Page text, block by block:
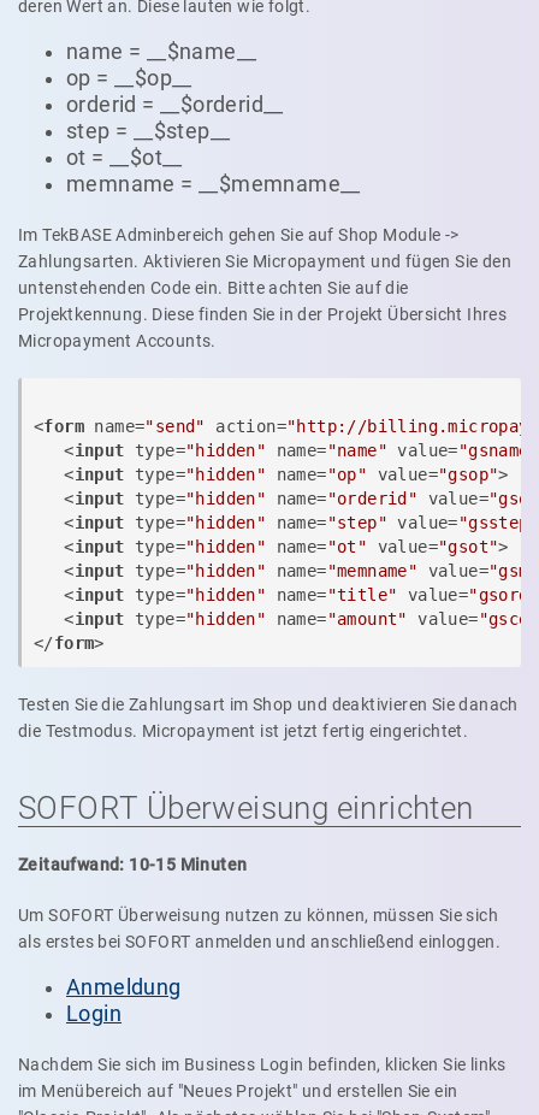
deren Wert an. Diese lauten wie folgt.
name = __$name__
op = __$op__
orderid = __$orderid__
step = __$step__
ot = __$ot__
memname = __$memname__
Im TekBASE Adminbereich gehen Sie auf Shop Module ->
Zahlungsarten. Aktivieren Sie Micropayment und fügen Sie den
untenstehenden Code ein. Bitte achten Sie auf die
Projektkennung. Diese finden Sie in der Projekt Übersicht Ihres
Micropayment Accounts.
<form name="send" action="http://
<input type="hidden" name="name" value="gsname"
<input type="hidden" name="op" value="gsop">
<input type="hidden" name="orderid" value=
<input type="hidden" name="step" value="gsstep"
<input type="hidden" name="ot" value="gsot">
<input type="hidden" name="memname" value=
<input type="hidden" name="title" value=
<input type="hidden" name="amount" value=
</form>
Testen Sie die Zahlungsart im Shop und deaktivieren Sie danach
die Testmodus. Micropayment ist jetzt fertig eingerichtet.
SOFORT Überweisung einrichten
Zeitaufwand: 10-15 Minuten
Um SOFORT Überweisung nutzen zu können, müssen Sie sich
als erstes bei SOFORT anmelden und anschließend einloggen.
Anmeldung
Login
Nachdem Sie sich im Business Login befinden, klicken Sie links
im Menübereich auf "Neues Projekt" und erstellen Sie ein